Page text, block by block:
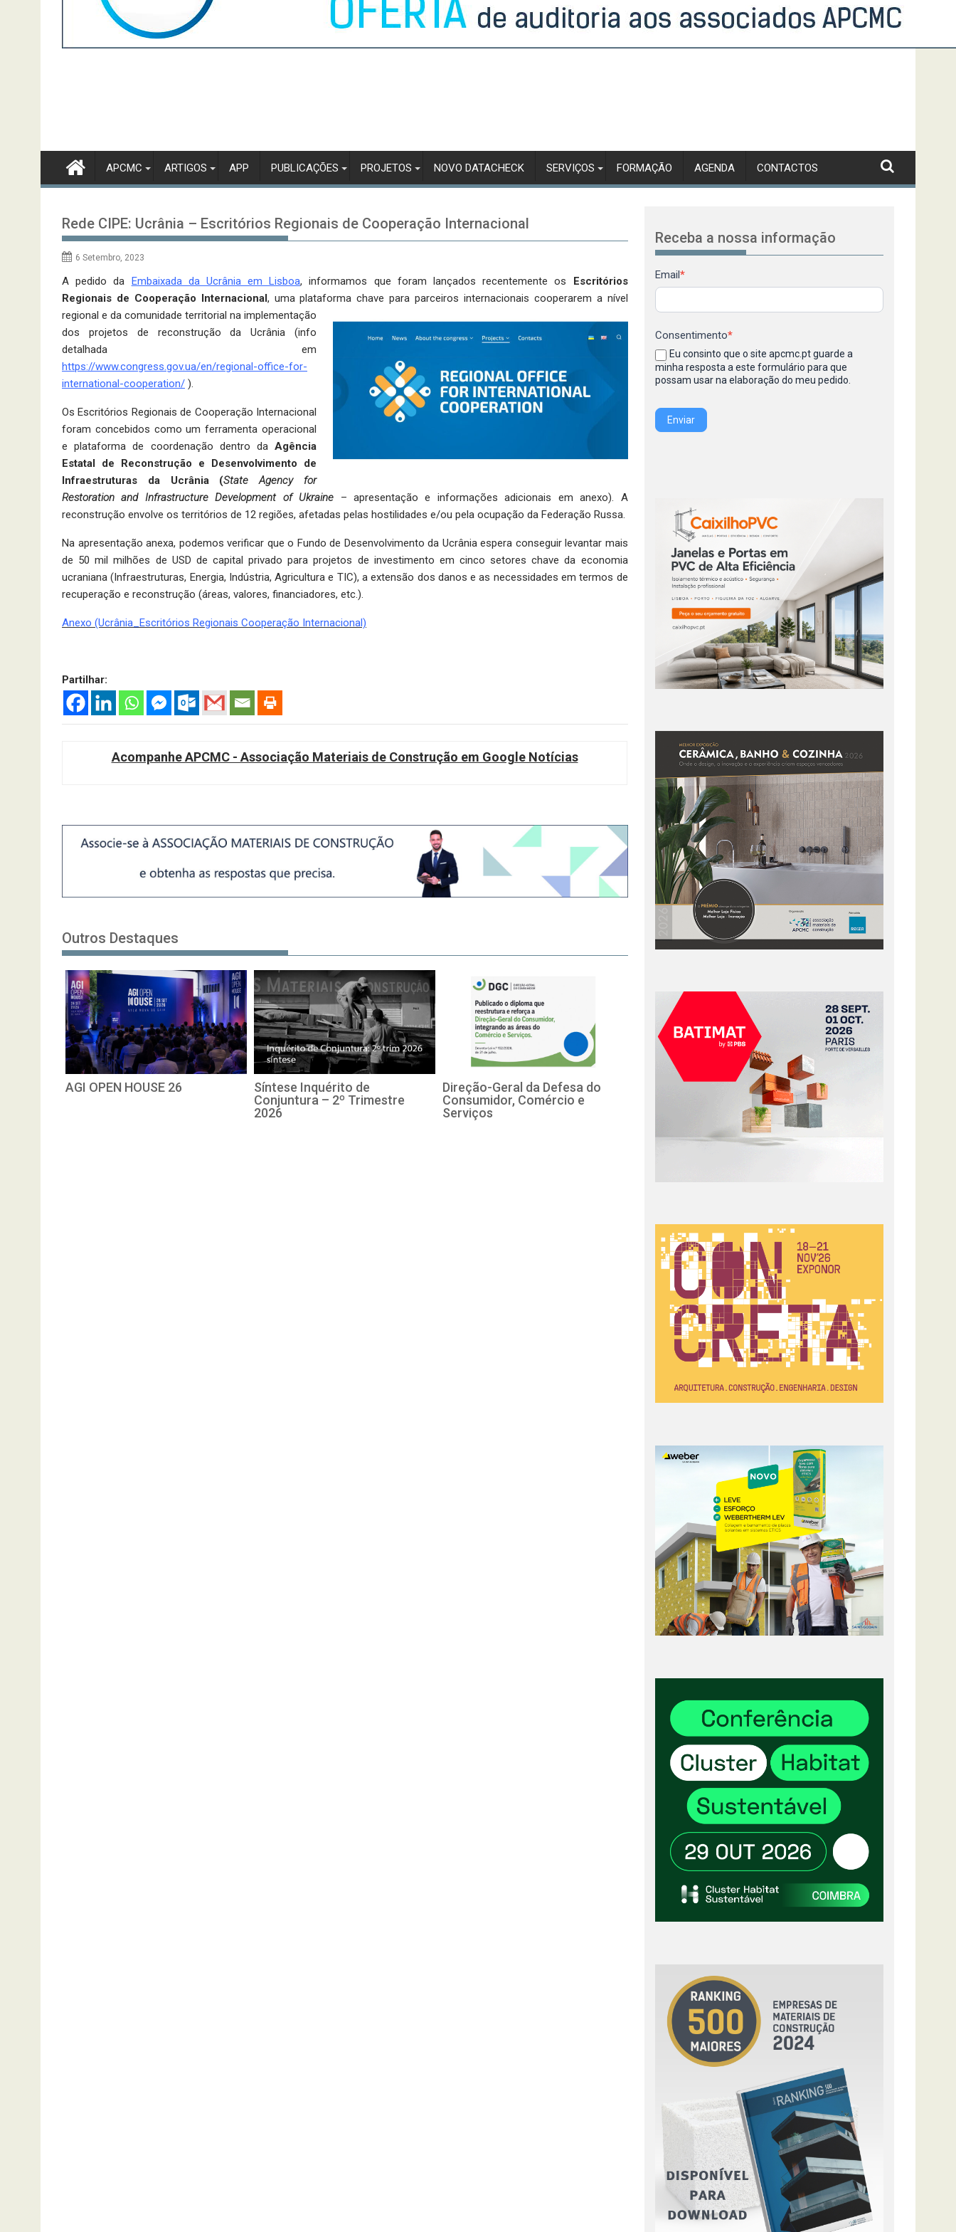
APCMC ARTIGOS APP PUBLICAÇÕES PROJETOS NOVO DATACHECK SERVIÇOS FORMAÇÃO AGENDA CONTACTOS
Rede CIPE: Ucrânia – Escritórios Regionais de Cooperação Internacional
6 Setembro, 2023
A pedido da Embaixada da Ucrânia em Lisboa, informamos que foram lançados recentemente os
Escritórios
Regionais de Cooperação Internacional , uma plataforma chave para parceiros internacionais cooperarem a nível
regional e dacomunidade territorial na implementação
dos projetos de reconstrução da Ucrânia (info
detalhada em
https://www.congress.gov.ua/en/regional-office-for-
international-cooperation/ ).
Os Escritórios Regionais de Cooperação Internacional
foram concebidos como um ferramenta operacional
e plataforma de coordenação dentro daAgência
Estatal de Reconstrução e Desenvolvimento de
Infraestruturas da Ucrânia (State Agency for
Restoration and Infrastructure Development of Ukraine – apresentação e informações adicionais em anexo). A
reconstrução envolve os territórios de 12 regiões, afetadas pelas hostilidades e/ou pela ocupação da Federação Russa.
Na apresentação anexa, podemos verificar que o Fundo de Desenvolvimento da Ucrânia espera conseguir levantar mais
de 50 mil milhões de USD de capital privado para projetos de investimento em cinco setores chave da economia
ucraniana (Infraestruturas, Energia, Indústria, Agricultura e TIC), a extensão dos danos e as necessidades em termos de
recuperação e reconstrução (áreas, valores, financiadores, etc.).
Anexo (Ucrânia_Escritórios Regionais Cooperação Internacional)
Partilhar:
Acompanhe APCMC - Associação Materiais de Construção em Google Notícias
Outros Destaques
AGI OPEN HOUSE 26
Síntese Inquérito de
Conjuntura – 2º Trimestre
2026
Direção-Geral da Defesa do
Consumidor, Comércio e
Serviços
Receba a nossa informação
Newsletter
Email *
Consentimento*
Eu consinto que o site apcmc.pt guarde a
minha resposta a este formulário para que
possam usar na elaboração do meu pedido.
Enviar